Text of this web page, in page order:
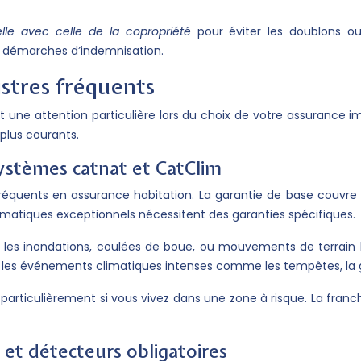
avec celle de la copropriété pour éviter les doublons
d’indemnisation.
fréquents
attention particulière lors du choix de votre assurance
courants.
catnat et CatClim
en assurance habitation. La garantie de base
exceptionnels nécessitent des garanties spécifiques.
inondations, coulées de boue, ou mouvements de
événements climatiques intenses comme les tempêtes, la
si vous vivez dans une zone à risque. La
et détecteurs obligatoires